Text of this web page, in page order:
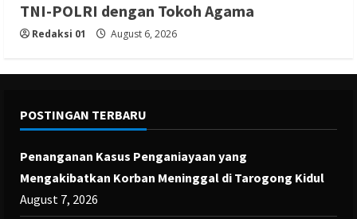
TNI-POLRI dengan Tokoh Agama
Redaksi 01 August 6, 2026
POSTINGAN TERBARU
Penanganan Kasus Penganiayaan yang
Mengakibatkan Korban Meninggal di Tarogong Kidul
August 7, 2026